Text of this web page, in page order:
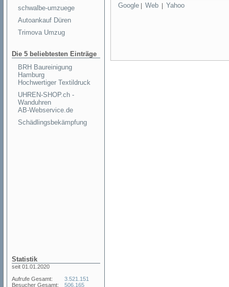
schwalbe-umzuege
Autoankauf Düren
Trimova Umzug
Die 5 beliebtesten Einträge
BRH Baureinigung
Hamburg
Hochwertiger Textildruck
UHREN-SHOP.ch -
Wanduhren
AB-Webservice.de
Schädlingsbekämpfung
Statistik
seit 01.01.2020
Aufrufe Gesamt:
Besucher Gesamt:
3.521.151
506.165
Google Web Yahoo